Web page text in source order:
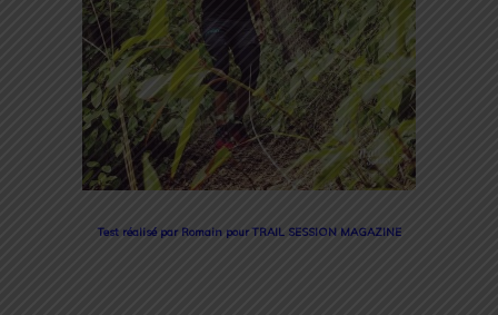
Test réalisé par Romain pour TRAIL SESSION MAGAZINE